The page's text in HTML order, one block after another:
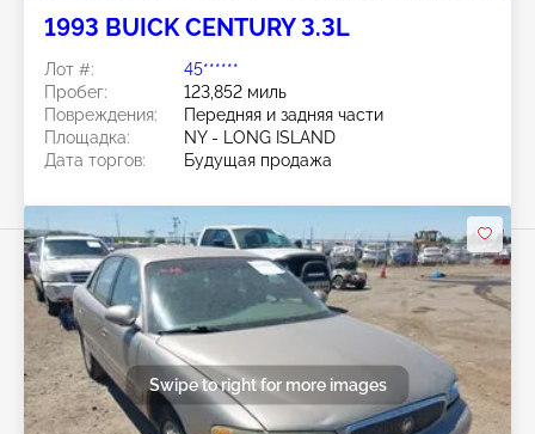
1993 BUICK CENTURY 3.3L
Лот #:
45******
Пробег:
123,852 миль
Повреждения:
Передняя и задняя части
Площадка:
NY - LONG ISLAND
Дата торгов:
Будущая продажа
Swipe to right for more images